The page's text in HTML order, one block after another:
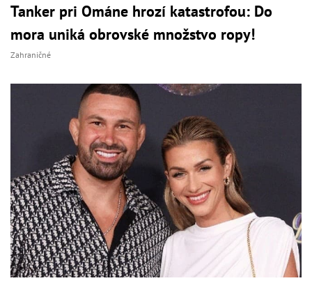
Tanker pri Ománe hrozí katastrofou: Do
mora uniká obrovské množstvo ropy!
Zahraničné